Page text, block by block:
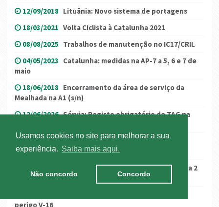
Usamos cookies no site para melhorar a sua
experiência.
Saiba mais aqui.
Não concordo Concordo
12/09/2018 Lituânia: Novo sistema de portagens
18/03/2021 Volta Ciclista à Catalunha 2021
08/08/2025 Trabalhos de manutenção no IC17/CRIL
04/05/2023 Catalunha: medidas na AP-7 a 5, 6 e 7 de
maio
18/06/2018 Encerramento da área de serviço da
Mealhada na A1 (s/n)
12/06/2026 Sérvia: Registo obrigatório de TAG na
13/02/2026 França: Tempestade Nils –
Condicionamentos no trânsito
Áustria – restrição adicional para o dia 2
de junho
perigo V-16